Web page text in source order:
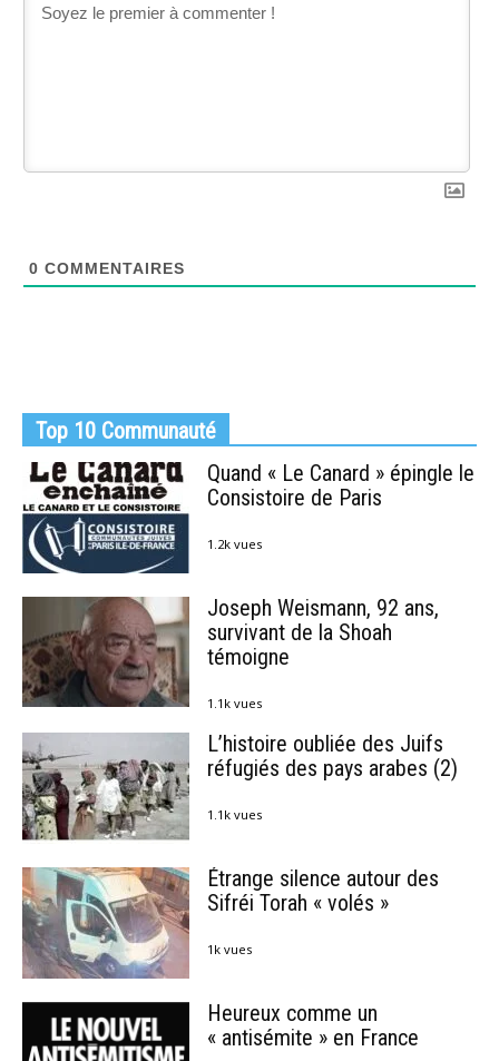
0 COMMENTAIRES
Top 10 Communauté
Quand « Le Canard » épingle le
Consistoire de Paris
1.2k vues
Joseph Weismann, 92 ans,
survivant de la Shoah
témoigne
1.1k vues
L’histoire oubliée des Juifs
réfugiés des pays arabes (2)
1.1k vues
Étrange silence autour des
Sifréi Torah « volés »
1k vues
Heureux comme un
« antisémite » en France